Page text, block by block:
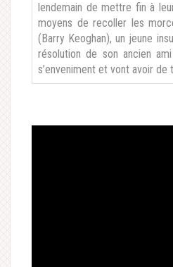
lendemain de mettre fin à
moyens de recoller les
(Barry Keoghan), un jeune
résolution de son ancien
s’enveniment et vont avoir